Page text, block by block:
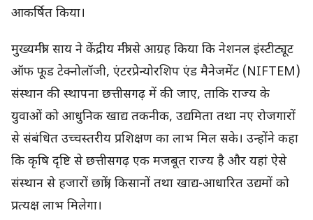
आकर्षित किया।
मुख्यमंत्री साय ने केंद्रीय मंत्री से आग्रह किया कि नेशनल इंस्टीट्यूट
ऑफ फूड टेक्नोलॉजी, एंटरप्रेन्योरशिप एंड मैनेजमेंट (NIFTEM)
संस्थान की स्थापना छत्तीसगढ़ में की जाए, ताकि राज्य के
युवाओं को आधुनिक खाद्य तकनीक, उद्यमिता तथा नए रोजगारों
से संबंधित उच्चस्तरीय प्रशिक्षण का लाभ मिल सके। उन्होंने कहा
कि कृषि दृष्टि से छत्तीसगढ़ एक मजबूत राज्य है और यहां ऐसे
संस्थान से हजारों छात्रों, किसानों तथा खाद्य-आधारित उद्यमों को
प्रत्यक्ष लाभ मिलेगा।